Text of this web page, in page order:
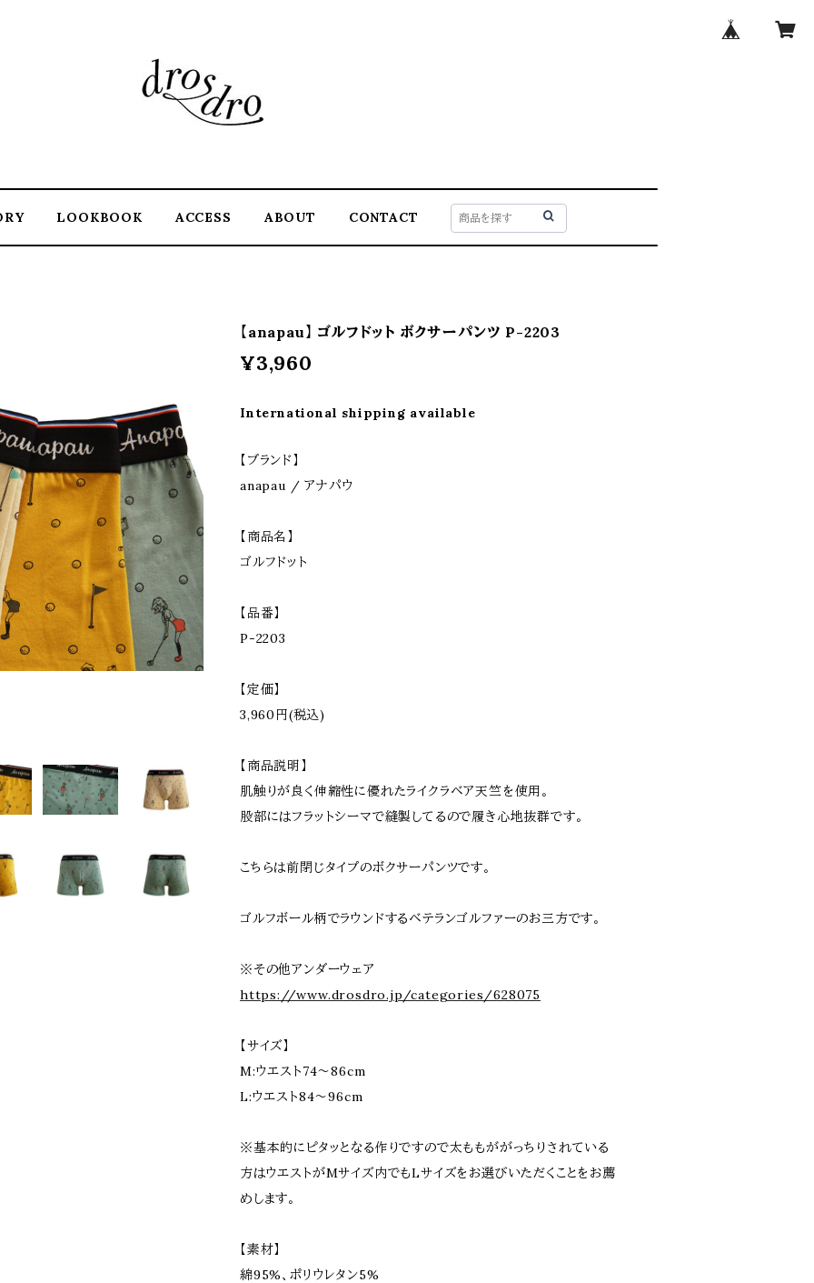
LOOKBOOK ACCESS ABOUT CONTACT
【anapau】 ゴルフドット ボクサーパンツ P-2203
¥3,960
International shipping available
【ブランド】
anapau / アナパウ
【商品名】
ゴルフドット
【品番】
P-2203
【定価】
3,960円(税込)
【商品説明】
肌触りが良く伸縮性に優れたライクラベア天竺を使用。
股部にはフラットシーマで縫製してるので履き心地抜群です。
こちらは前閉じタイプのボクサーパンツです。
ゴルフボール柄でラウンドするベテランゴルファーのお三方です。
※その他アンダーウェア
https://www.drosdro.jp/categories/628075
【サイズ】
M:ウエスト74～86cm
L:ウエスト84～96cm
※基本的にピタッとなる作りですので太ももががっちりされている
方はウエストがMサイズ内でもLサイズをお選びいただくことをお薦
めします。
【素材】
綿95%、ポリウレタン5%